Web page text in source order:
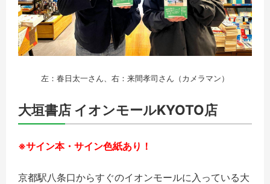
左：春日太一さん、右：来間孝司さん（カメラマン）
大垣書店 イオンモールKYOTO店
※サイン本・サイン色紙あり！
京都駅八条口からすぐのイオンモールに入っている大